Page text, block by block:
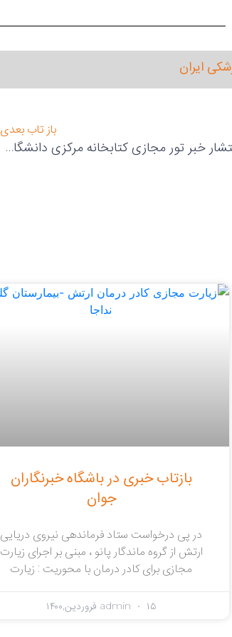
ایران
باز تاب بعدی
انتشار خبر تور مجازی کتابخانه مرکزی دانشگاه تهران در سایت معاونت پژوهشی دانشگاه
بازتاب خبری در باشگاه خبرنگاران
جوان
در پی درخواست ستاد فرماندهی نیروی دریایی
ارتش از گروه ماندگار پانو ، مبنی بر اجرای زیارت
مجازی برای کادر درمان با محوریت : زیارت
admin ۱۵ فروردین,۱۴۰۰